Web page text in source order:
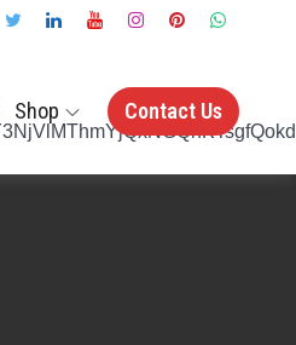
Shop Contact Us